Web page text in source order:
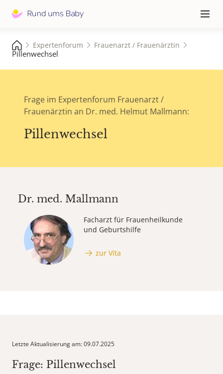
≡
Expertenforum Frauenarzt / Frauenärztin
Pillenwechsel
Frage im Expertenforum Frauenarzt /
Frauenärztin an Dr. med. Helmut Mallmann:
Pillenwechsel
Dr. med. Mallmann
Facharzt für Frauenheilkunde
und Geburtshilfe
zur Vita
Letzte Aktualisierung am: 09.07.2025
Frage: Pillenwechsel